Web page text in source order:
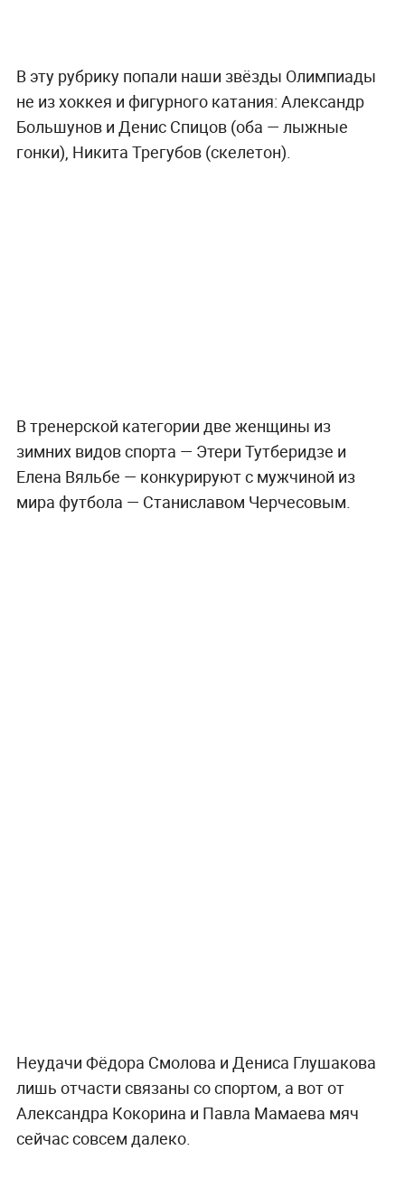
В эту рубрику попали наши звёзды Олимпиады
не из хоккея и фигурного катания: Александр
Большунов и Денис Спицов (оба — лыжные
гонки), Никита Трегубов (скелетон).
В тренерской категории две женщины из
зимних видов спорта — Этери Тутберидзе и
Елена Вяльбе — конкурируют с мужчиной из
мира футбола — Станиславом Черчесовым.
Неудачи Фёдора Смолова и Дениса Глушакова
лишь отчасти связаны со спортом, а вот от
Александра Кокорина и Павла Мамаева мяч
сейчас совсем далеко.